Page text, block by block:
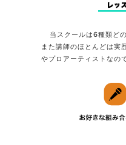
当スクールは6種類ど
また講師のほとんどは実
やプロアーティストなの